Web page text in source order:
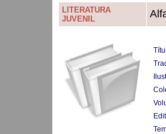
LITERATURA
JUVENIL